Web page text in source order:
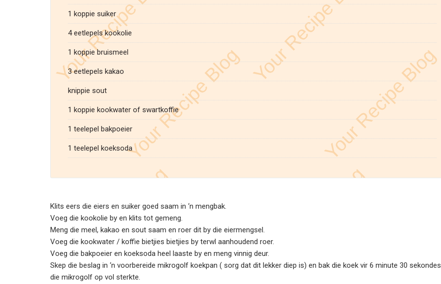
1 koppie suiker
4 eetlepels kookolie
1 koppie bruismeel
3 eetlepels kakao
knippie sout
1 koppie kookwater of swartkoffie
1 teelepel bakpoeier
1 teelepel koeksoda
Klits eers die eiers en suiker goed saam in ‘n mengbak.
Voeg die kookolie by en klits tot gemeng.
Meng die meel, kakao en sout saam en roer dit by die eiermengsel.
Voeg die kookwater / koffie bietjies bietjies by terwl aanhoudend roer.
Voeg die bakpoeier en koeksoda heel laaste by en meng vinnig deur.
Skep die beslag in ‘n voorbereide mikrogolf koekpan ( sorg dat dit lekker diep is) en bak die koek vir 6 minute 30
die mikrogolf op vol sterkte.